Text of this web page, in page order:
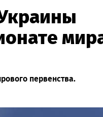
первенства.